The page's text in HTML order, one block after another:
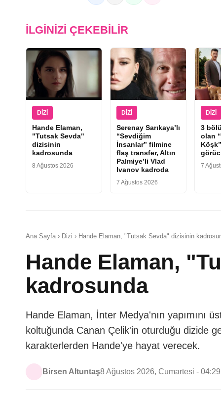
İLGINIZI ÇEKEBILIR
DIZI
Hande Elaman,
"Tutsak Sevda"
dizisinin
kadrosunda
8 Ağustos 2026
DIZI
Serenay Sarıkaya’lı
“Sevdiğim
İnsanlar” filmine
flaş transfer, Altın
Palmiye’li Vlad
Ivanov kadroda
7 Ağustos 2026
DIZI
3
olan
7
Ana Sayfa › Dizi › Hande Elaman, "Tutsak Sevda" dizisinin
Hande Elaman,
kadrosunda
Hande Elaman, İnter Medya'nın yapımını
koltuğunda Canan Çelik'in oturduğu dizide
karakterlerden Hande'ye hayat verecek.
Birsen Altuntaş8 Ağustos 2026, Cumartesi - 04:29